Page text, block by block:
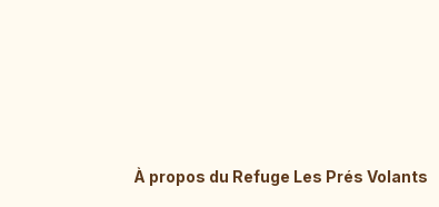
À propos du Refuge Les Prés Volants